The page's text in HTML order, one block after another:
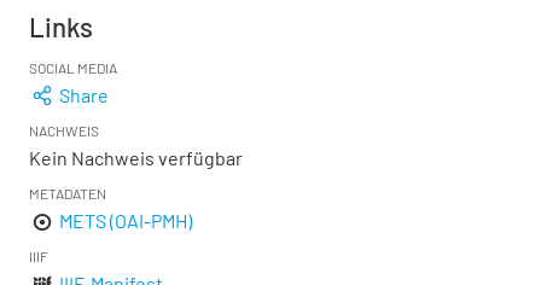
Links
SOCIAL MEDIA
Share
NACHWEIS
Kein Nachweis verfügbar
METADATEN
METS (OAI-PMH)
IIIF